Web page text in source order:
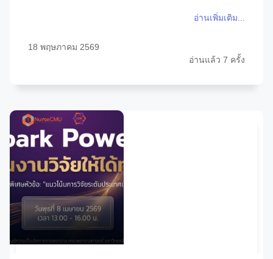
อ่านเพิ่มเติม...
18 พฤษภาคม 2569
อ่านแล้ว 7 ครั้ง